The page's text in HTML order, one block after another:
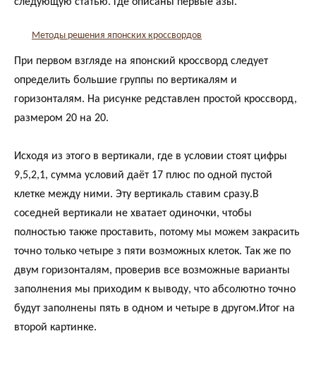
Методы решения японских кроссвордов
При первом взгляде на японский кроссворд следует
определить большие группы по вертикалям и
горизонталям. На рисунке редставлен простой кроссворд,
размером 20 на 20.
Исходя из этого в вертикали, где в условии стоят цифры
9,5,2,1, сумма условий даёт 17 плюс по одной пустой
клетке между ними. Эту вертикаль ставим сразу.В
соседней вертикали не хватает одиночки, чтобы
полностью также проставить, потому мы можем закрасить
точно только четыре з пяти возможных клеток. Так же по
двум горизонталям, проверив все возможные варианты
заполнения мы приходим к выводу, что абсолютно точно
будут заполнены пять в одном и четыре в другом.Итог на
второй картинке.